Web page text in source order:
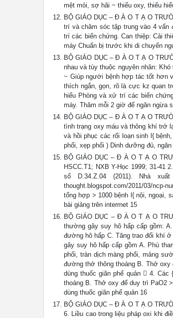
mệt mỏi, sợ hãi ~ thiếu oxy, thiếu
BỘ GIÁO DỤC – Đ À O T Ạ O
trí và chăm sóc tập trung vào 4 vấn
trí các biến chứng. Can thiệp: Cải
máy Chuẩn bị trước khi di chuyển
BỘ GIÁO DỤC – Đ À O T Ạ O
nhau và tùy thuộc nguyên nhân:
~ Giúp người bệnh hợp tác tốt hơn
thích ngắn, gọn, rõ là cực kz quan
hiểu Phòng và xử trí các biến
máy. Thăm mỗi 2 giờ để ngăn ngừa
BỘ GIÁO DỤC – Đ À O T Ạ O
tình trạng oxy máu và thông khí trở
và hồi phục các rối loạn sinh l{
phổi, xẹp phổi ) Dinh dưỡng đủ,
BỘ GIÁO DỤC – Đ À O T Ạ O
HSCC.T1; NXB Y-Học 1999; 31-
số D.34.Z.04 (2011). Nhà
thought.blogspot.com/2011/03/ncp-
tổng hợp > 1000 bệnh l{ nội, ngoại,
bài giảng trên interrnet 15
BỘ GIÁO DỤC – Đ À O T Ạ O
thường gây suy hô hấp cấp gồm:
đường hô hấp C. Tăng trao đổi khí
gây suy hô hấp cấp gồm A. Phù
phổi, tràn dịch màng phổi, mảng
đường thở thông thoáng B. Thở oxy
dùng thuốc giãn phế quản  4.
thoáng B. Thở oxy để duy trì PaO2
dùng thuốc giãn phế quản 16
BỘ GIÁO DỤC – Đ À O T Ạ O
6. Liều cao trong liệu pháp oxi khi